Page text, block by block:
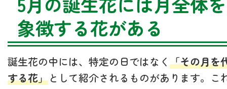
象徴する花がある
誕生花の中には、特定の日ではなく 「その月を
する花」として紹介されるものがあります。こ